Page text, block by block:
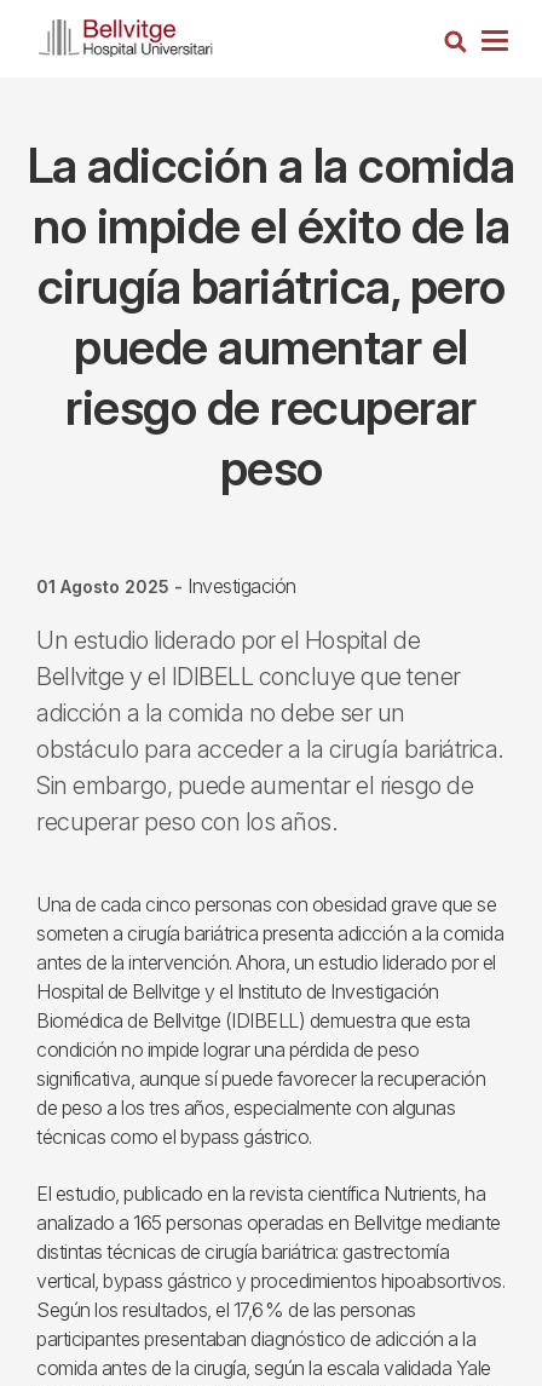
Busca
La adicción a la comida
no impide el éxito de la
cirugía bariátrica, pero
puede aumentar el
riesgo de recuperar
peso
01 Agosto 2025 - Investigación
Un estudio liderado por el Hospital de
Bellvitge y el IDIBELL concluye que tener
adicción a la comida no debe ser un
obstáculo para acceder a la cirugía bariátrica.
Sin embargo, puede aumentar el riesgo de
recuperar peso con los años.
Una de cada cinco personas con obesidad grave que se
someten a cirugía bariátrica presenta adicción a la comida
antes de la intervención. Ahora, un estudio liderado por el
Hospital de Bellvitge y el Instituto de Investigación
Biomédica de Bellvitge (IDIBELL) demuestra que esta
condición no impide lograr una pérdida de peso
significativa, aunque sí puede favorecer la recuperación
de peso a los tres años, especialmente con algunas
técnicas como el bypass gástrico.
El estudio, publicado en la revista científica Nutrients, ha
analizado a 165 personas operadas en Bellvitge mediante
distintas técnicas de cirugía bariátrica: gastrectomía
vertical, bypass gástrico y procedimientos hipoabsortivos.
Según los resultados, el 17,6 % de las personas
participantes presentaban diagnóstico de adicción a la
comida antes de la cirugía, según la escala validada Yale